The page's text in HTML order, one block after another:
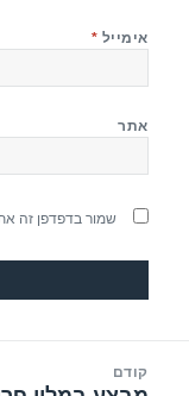
אימייל *
אתר
שמור בדפדפן זה
קודם